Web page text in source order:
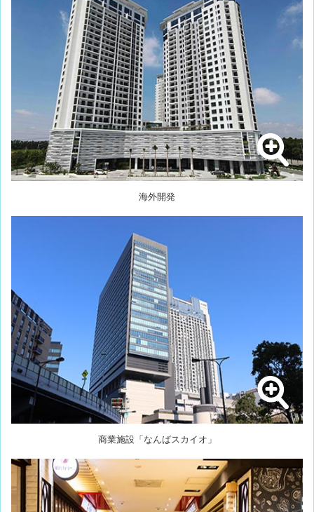
海外開発
商業施設「なんばスカイオ」